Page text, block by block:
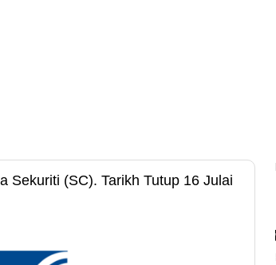
Sekuriti (SC). Tarikh Tutup 16 Julai